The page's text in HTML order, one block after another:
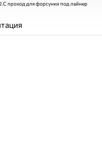
проход для форсунки под лайнер